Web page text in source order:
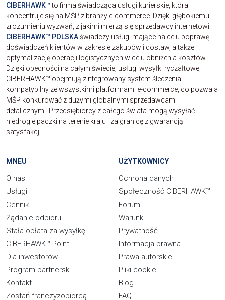
CIBERHAWK™to firma świadcząca usługi kurierskie, która
koncentruje się na MŚP z branży e-commerce. Dzięki głębokiemu
zrozumieniu wyzwań, z jakimi mierzą się sprzedawcy internetowi.
CIBERHAWK™ POLSKAświadczy usługi mające na celu poprawę
doświadczeń klientów w zakresie zakupów i dostaw, a także
optymalizację operacji logistycznych w celu obniżenia kosztów.
Dzięki obecności na całym świecie, usługi wysyłki ryczałtowej
CIBERHAWK™ obejmują zintegrowany system śledzenia
kompatybilny ze wszystkimi platformami e-commerce, co pozwala
MŚP konkurować z dużymi globalnymi sprzedawcami
detalicznymi. Przedsiębiorcy z całego świata mogą wysyłać
niedrogie paczki na terenie kraju i za granicę z gwarancją
satysfakcji.
MNEU
O nas
Usługi
Cennik
Żądanie odbioru
Stała opłata za wysyłkę
CIBERHAWK™ Point
Dla inwestorów
Program partnerski
Kontakt
Zostań franczyzobiorcą
UŻYTKOWNICY
Ochrona danych
Społeczność CIBERHAWK™
Forum
Warunki
Prywatność
Informacja prawna
Prawa autorskie
Pliki cookie
Blog
FAQ